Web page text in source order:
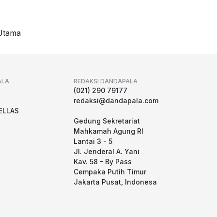
REDAKSI DANDAPALA
(021) 290 79177
redaksi@dandapala.com
Gedung Sekretariat
Mahkamah Agung RI
Lantai 3 - 5
Jl. Jenderal A. Yani
Kav. 58 - By Pass
Cempaka Putih Timur
Jakarta Pusat, Indonesa